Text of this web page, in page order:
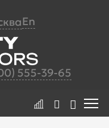
En
555-39-65